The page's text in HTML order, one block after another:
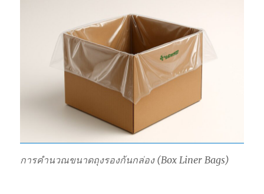
การคำนวณขนาดถุงรองก้นกล่อง (Box Liner Bags)